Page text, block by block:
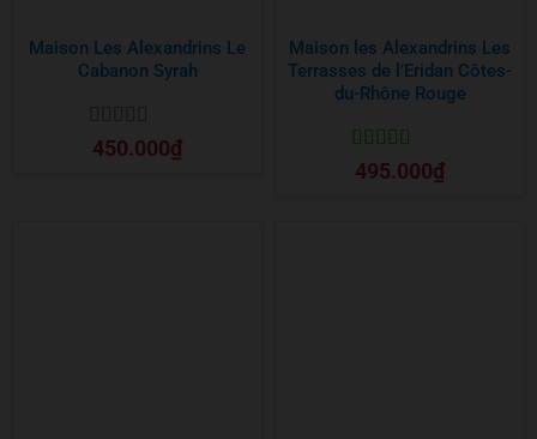
Maison Les Alexandrins Le
Cabanon Syrah
Được xếp
hạng55 sao
450.000₫
Maison les Alexandrins Les
Terrasses de l’Eridan Côtes-
du-Rhône Rouge
Được xếp
hạng55 sao
495.000₫